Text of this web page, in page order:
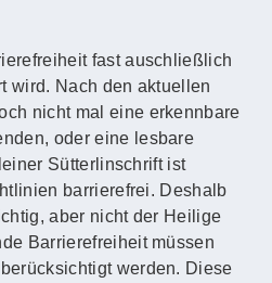
fast auschließlich
wird. Nach den aktuellen
nicht mal eine erkennbare
oder eine lesbare
Sütterlinschrift ist
barrierefrei. Deshalb
aber nicht der Heilige
Barrierefreiheit müssen
werden. Diese